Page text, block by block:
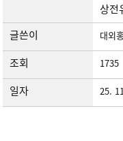
상전
글쓴이
대외
조회 1735
일자 25.